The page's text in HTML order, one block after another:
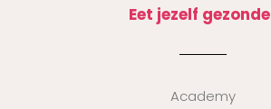
Eet jezelf
Academy